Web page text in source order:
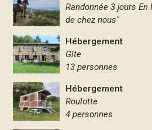
Randonnée 3 jours
de chez nous"
Hébergement
Gîte
13 personnes
Hébergement
Roulotte
4 personnes